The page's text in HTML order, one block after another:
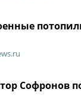
Софронов